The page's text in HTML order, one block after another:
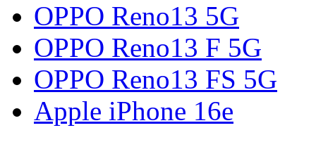
OPPO Reno13 5G
OPPO Reno13 F 5G
OPPO Reno13 FS 5G
Apple iPhone 16e